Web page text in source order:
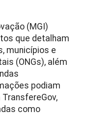
(MGI)
que detalham
municípios e
(ONGs), além
podiam
como